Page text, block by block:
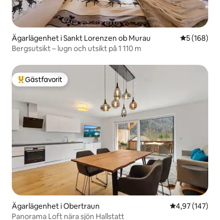
Ägarlägenhet i Sankt Lorenzen ob Murau 5 av 5 i
5 (168)
Bergsutsikt – lugn och utsikt på 1 110 m
Populär gästfavorit
Gästfavorit
Ägarlägenhet i Obertraun 4,97 av 5 i
4,97 (147)
Panorama Loft nära sjön Hallstatt